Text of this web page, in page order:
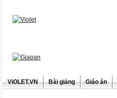
ViOLET.VN Bài giảng Giáo án